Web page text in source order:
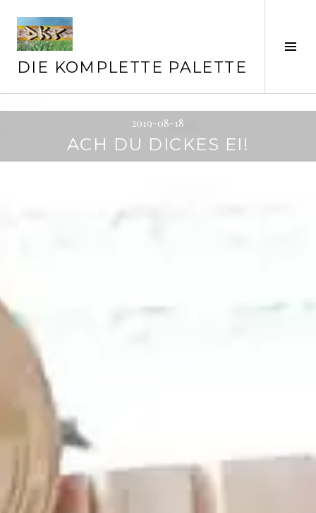
zum
Inhalt
DIE KOMPLETTE PALETTE
2019-08-18
ACH DU DICKES EI!